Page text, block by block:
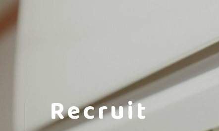
Recruit